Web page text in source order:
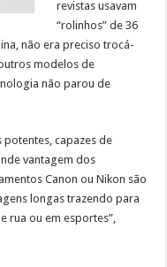
revistas usavam
“rolinhos” de 36
não era preciso trocá-
modelos de
não parou de
potentes, capazes de
vantagem dos
Canon ou Nikon são
longas trazendo para
rua ou em esportes”,